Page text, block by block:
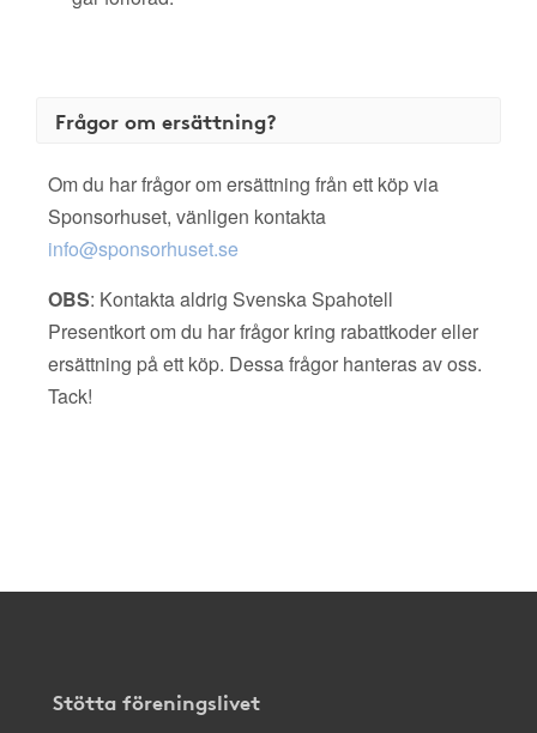
Frågor om ersättning?
Om du har frågor om ersättning från ett köp via
Sponsorhuset, vänligen kontakta
info@sponsorhuset.se
OBS: Kontakta aldrig Svenska Spahotell
Presentkort om du har frågor kring rabattkoder eller
ersättning på ett köp. Dessa frågor hanteras av oss.
Tack!
Stötta föreningslivet